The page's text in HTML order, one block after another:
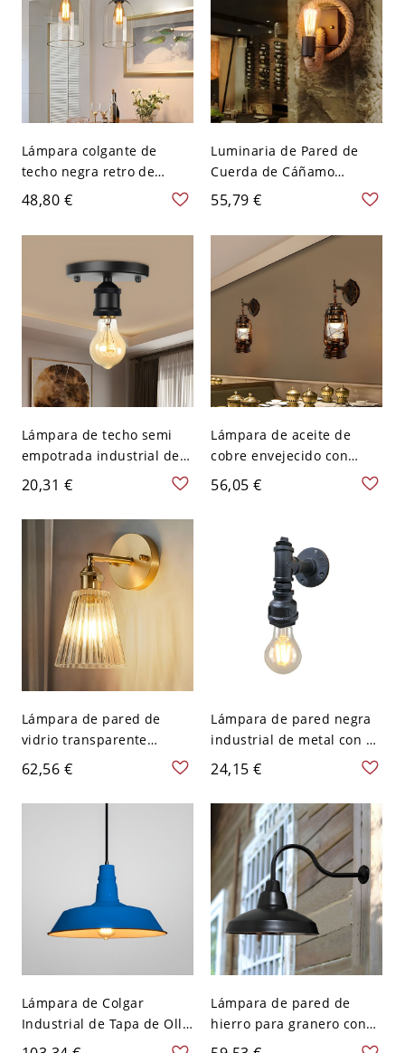
Lámpara colgante de
techo negra retro de
vidrio transparente con
una bombilla y pantalla
cloche para cocina - 110 A
48,80 €
Luminaria de Pared de
Cuerda de Cáñamo
Bombilla Única Luz de
Pared Industrial en
Marrón con Brazo Curvo -
110 A 120 V Marrón
Redondo
55,79 €
Lámpara de techo semi
empotrada industrial de
metal negro con 1 cabeza
para pasillo con bombilla
al descubierto
20,31 €
Lámpara de aceite de
cobre envejecido con
pantalla, aplique de
pared con vidrio
cabeza, ideas de
iluminación para baño -
110 A 120 V Cobre
envejecido
56,05 €
Lámpara de pared de
vidrio transparente
acanalado con montaje
para comedor con forma
cónica - 110 A 120 V Latón
62,56 €
Lámpara de pared negra
industrial de metal con 1
luz para baño de tubería
de agua
24,15 €
Lámpara de Colgar
Industrial de Tapa de Olla
1 Luz Luminaria
Lámpara de pared de
hierro para granero con
pantalla vintage, 1